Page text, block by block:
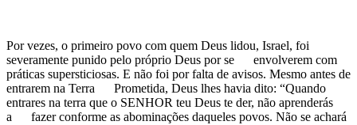
Por vezes, o primeiro povo com quem Deus lidou, Israel, foi
severamente punido pelo próprio Deus por se envolverem com
práticas supersticiosas. E não foi por falta de avisos. Mesmo antes de
entrarem na Terra Prometida, Deus lhes havia dito: “Quando
entrares na terra que o SENHOR teu Deus te der, não aprenderás
a fazer conforme as abominações daqueles povos. Não se achará